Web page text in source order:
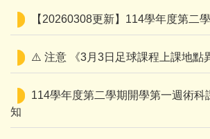
【20260308更新】114學年度第二
⚠️ 注意 《3月3日足球課程上課地點
114學年度第二學期開學第一週術科
知